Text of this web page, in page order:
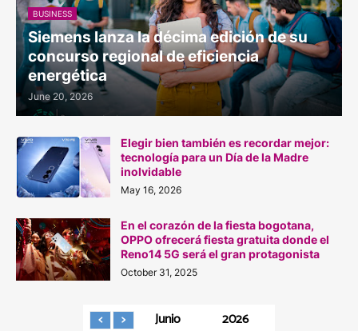
BUSINESS
Siemens lanza la décima edición de su
concurso regional de eficiencia
energética
June 20, 2026
Elegir bien también es recordar mejor:
tecnología para un Día de la Madre
inolvidable
May 16, 2026
En el corazón de la fiesta bogotana,
OPPO ofrecerá fiesta gratuita donde el
Reno14 5G será el gran protagonista
October 31, 2025
Junio 2026